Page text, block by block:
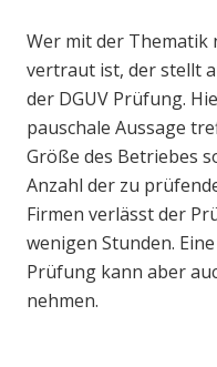
Wer mit der Thematik
vertraut ist, der stellt
der DGUV Prüfung.
pauschale Aussage
Größe des Betriebes
Anzahl der zu
Firmen verlässt der
wenigen Stunden.
Prüfung kann aber
nehmen.